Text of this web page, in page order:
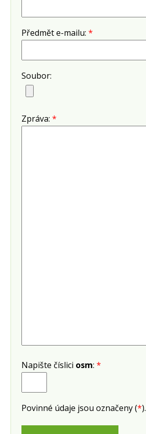
Předmět e-mailu: *
Soubor:
Zpráva: *
Napište číslici osm: *
Povinné údaje jsou označeny (*).